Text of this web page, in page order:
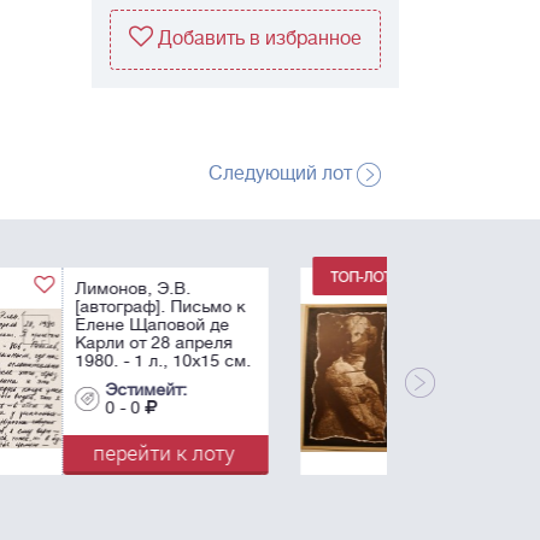
Добавить в избранное
Следующий лот
Драгомощенко, А.Т.,
Приходько Г. Книга-
выставка. Л.:
самиздат, 1974. 26 с.,
13. фото ил.; 13
картонажных папок.
перейти к лоту